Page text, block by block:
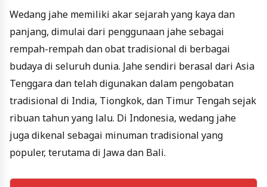
Wedang jahe memiliki akar sejarah yang kaya dan
panjang, dimulai dari penggunaan jahe sebagai
rempah-rempah dan obat tradisional di berbagai
budaya di seluruh dunia. Jahe sendiri berasal dari Asia
Tenggara dan telah digunakan dalam pengobatan
tradisional di India, Tiongkok, dan Timur Tengah sejak
ribuan tahun yang lalu. Di Indonesia, wedang jahe
juga dikenal sebagai minuman tradisional yang
populer, terutama di Jawa dan Bali.